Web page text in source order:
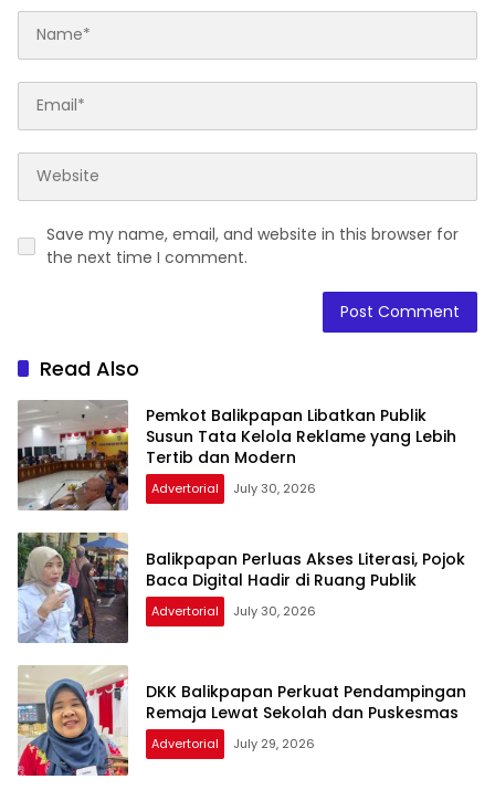
Save my name, email, and website in this browser for
the next time I comment.
Read Also
Pemkot Balikpapan Libatkan Publik
Susun Tata Kelola Reklame yang Lebih
Tertib dan Modern
Advertorial July 30, 2026
Balikpapan Perluas Akses Literasi, Pojok
Baca Digital Hadir di Ruang Publik
Advertorial July 30, 2026
DKK Balikpapan Perkuat Pendampingan
Remaja Lewat Sekolah dan Puskesmas
Advertorial July 29, 2026